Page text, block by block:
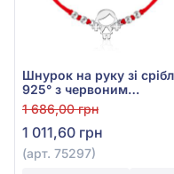
Шнурок на руку зі
925° з червоним
текстилем, арт. 75297
1 686,00 грн
1 011,60 грн
(арт. 75297)